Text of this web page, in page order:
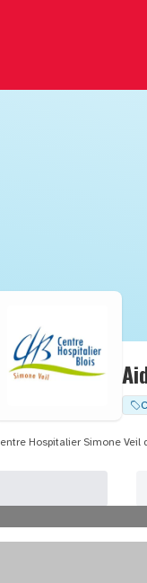
Hospitalier Simone Veil